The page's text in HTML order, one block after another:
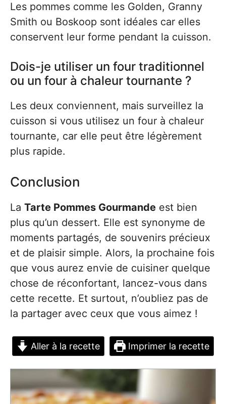
Les pommes comme les Golden, Granny
Smith ou Boskoop sont idéales car elles
conservent leur forme pendant la cuisson.
Dois-je utiliser un four traditionnel
ou un four à chaleur tournante ?
Les deux conviennent, mais surveillez la
cuisson si vous utilisez un four à chaleur
tournante, car elle peut être légèrement
plus rapide.
Conclusion
La Tarte Pommes Gourmande est bien
plus qu’un dessert. Elle est synonyme de
moments partagés, de souvenirs précieux
et de plaisir simple. Alors, la prochaine fois
que vous aurez envie de cuisiner quelque
chose de réconfortant, lancez-vous dans
cette recette. Et surtout, n’oubliez pas de
la partager avec ceux que vous aimez !
Aller à la recette Imprimer la recette